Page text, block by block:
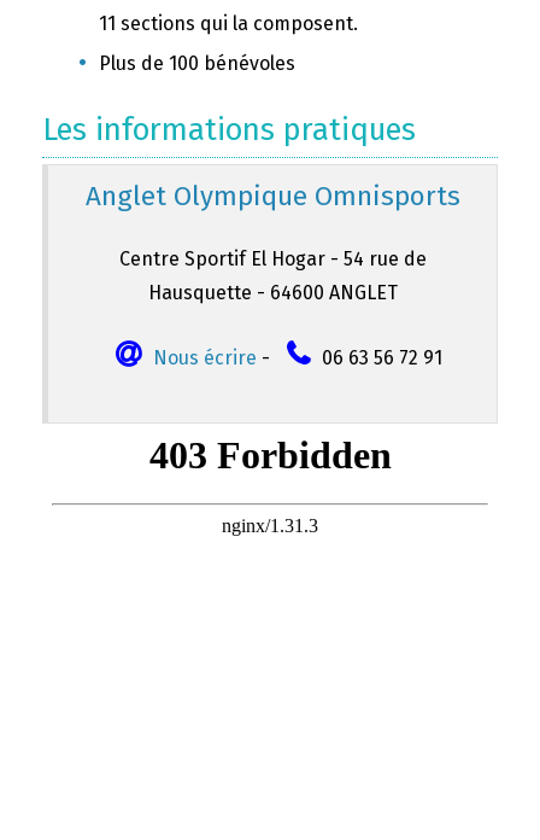
11 sections qui la composent.
Plus de 100 bénévoles
Les informations pratiques
Anglet Olympique Omnisports
Centre Sportif El Hogar - 54 rue de
Hausquette - 64600 ANGLET
Nous écrire - 06 63 56 72 91